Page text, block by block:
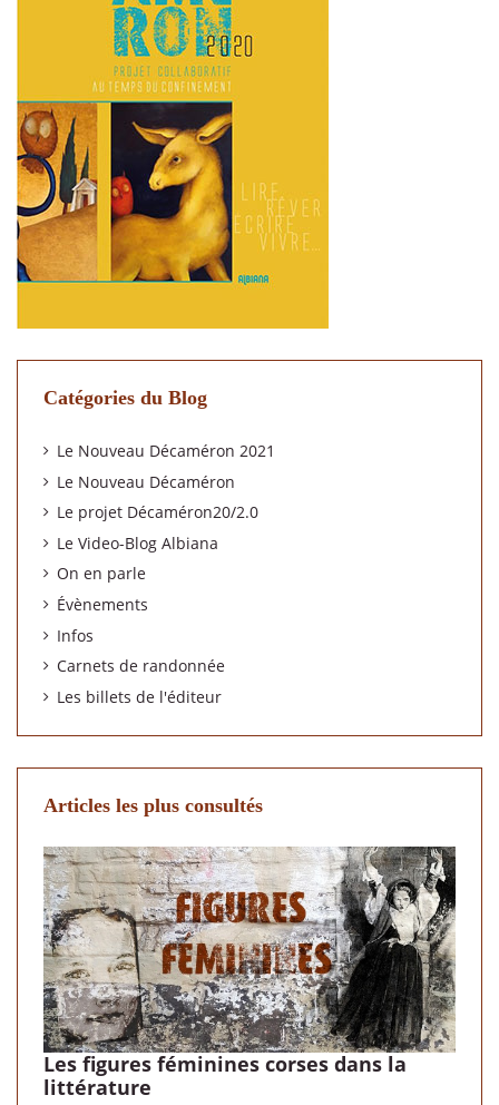
Catégories du Blog
Le Nouveau Décaméron 2021
Le Nouveau Décaméron
Le projet Décaméron20/2.0
Le Video-Blog Albiana
On en parle
Évènements
Infos
Carnets de randonnée
Les billets de l'éditeur
Articles les plus consultés
Les figures féminines corses dans la
littérature